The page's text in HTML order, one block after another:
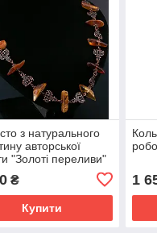
з натурального
авторської
"Золоті переливи"
₴
Купити
1